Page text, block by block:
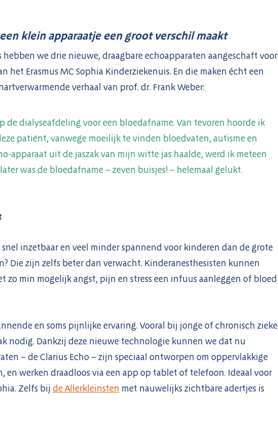
klein apparaatje een groot verschil maakt
we drie nieuwe, draagbare echoapparaten aangeschaft voor
het Erasmus MC Sophia Kinderziekenuis. En die maken écht een
verhaal van prof. dr. Frank Weber:
de dialyseafdeling voor een bloedafname. Van tevoren hoorde ik
patiënt, vanwege moeilijk te vinden bloedvaten, autisme en
apparaat uit de jaszak van mijn witte jas haalde, werd ik meteen
was de bloedafname – zeven buisjes! – helemaal gelukt.
inzetbaar en veel minder spannend voor kinderen dan de grote
Die zijn zelfs beter dan verwacht. Kinderanesthesisten kunnen
zo min mogelijk angst, pijn en stress een infuus aanleggen of bloed
en soms pijnlijke ervaring. Vooral bij jonge of chronisch zieke
nodig. Dankzij deze nieuwe technologie kunnen we dat nu
– de Clarius Echo – zijn speciaal ontworpen om oppervlakkige
en werken draadloos via een app op tablet of telefoon. Ideaal voor
Zelfs bij de Allerkleinsten met nauwelijks zichtbare adertjes is